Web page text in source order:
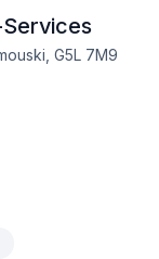
votre
G5L 7M9